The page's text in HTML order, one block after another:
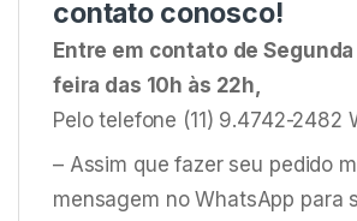
contato conosco!
Entre em contato de
feira das 10h às 22h,
Pelo telefone (11) 9.4742-2482
– Assim que fazer seu pedido
mensagem no WhatsApp para